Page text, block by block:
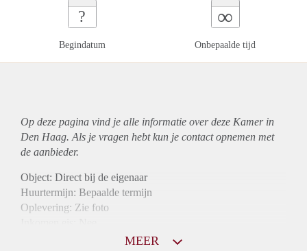
?
Begindatum
∞
Onbepaalde tijd
Op deze pagina vind je alle informatie over deze Kamer in
Den Haag. Als je vragen hebt kun je contact opnemen met
de aanbieder.
Object: Direct bij de eigenaar
Huurtermijn: Bepaalde termijn
Oplevering: Zie foto
MEER